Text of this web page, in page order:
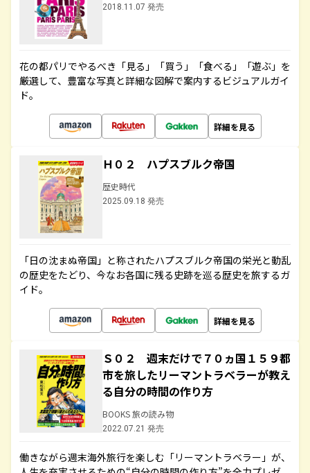
2018.11.07 発売
花の都パリでやるべき「見る」「買う」「食べる」「遊ぶ」を
厳選して、豊富な写真と詳細な図解で案内するビジュアルガイ
ド。
詳細を見る
Ｈ０２ ハプスブルク帝国
歴史時代
2025.09.18 発売
「日の沈まぬ帝国」と称されたハプスブルク帝国の栄光と動乱
の歴史をたどり、今なお各国に残る史跡を巡る歴史を旅するガ
イド。
詳細を見る
Ｓ０２ 週末だけで７０ヵ国１５９都
市を旅したリーマントラベラーが教え
る自分の時間の作り方
BOOKS 旅の読み物
2022.07.21 発売
働きながら週末海外旅行を楽しむ「リーマントラベラー」が、